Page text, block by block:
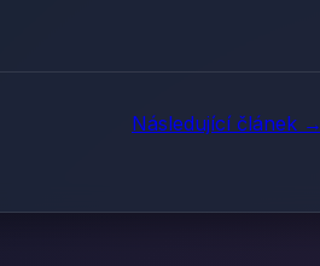
Následující článek →